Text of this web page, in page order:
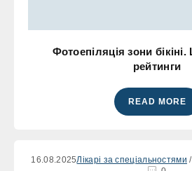
Фотоепіляція зони бікіні.
рейтинги
READ MORE
16.08.2025Лікарі за спеціальностями /